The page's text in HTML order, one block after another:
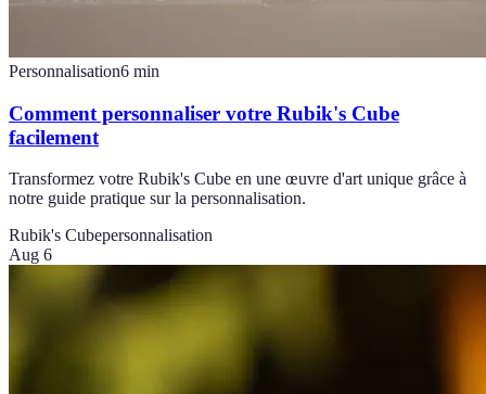
Personnalisation6 min
Comment personnaliser votre Rubik's Cube
facilement
Transformez votre Rubik's Cube en une œuvre d'art unique grâce à
notre guide pratique sur la personnalisation.
Rubik's Cubepersonnalisation
Aug 6